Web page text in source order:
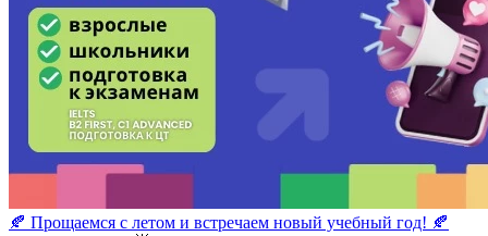
🍂 Прощаемся с летом и встречаем новый учебный год! 🍂